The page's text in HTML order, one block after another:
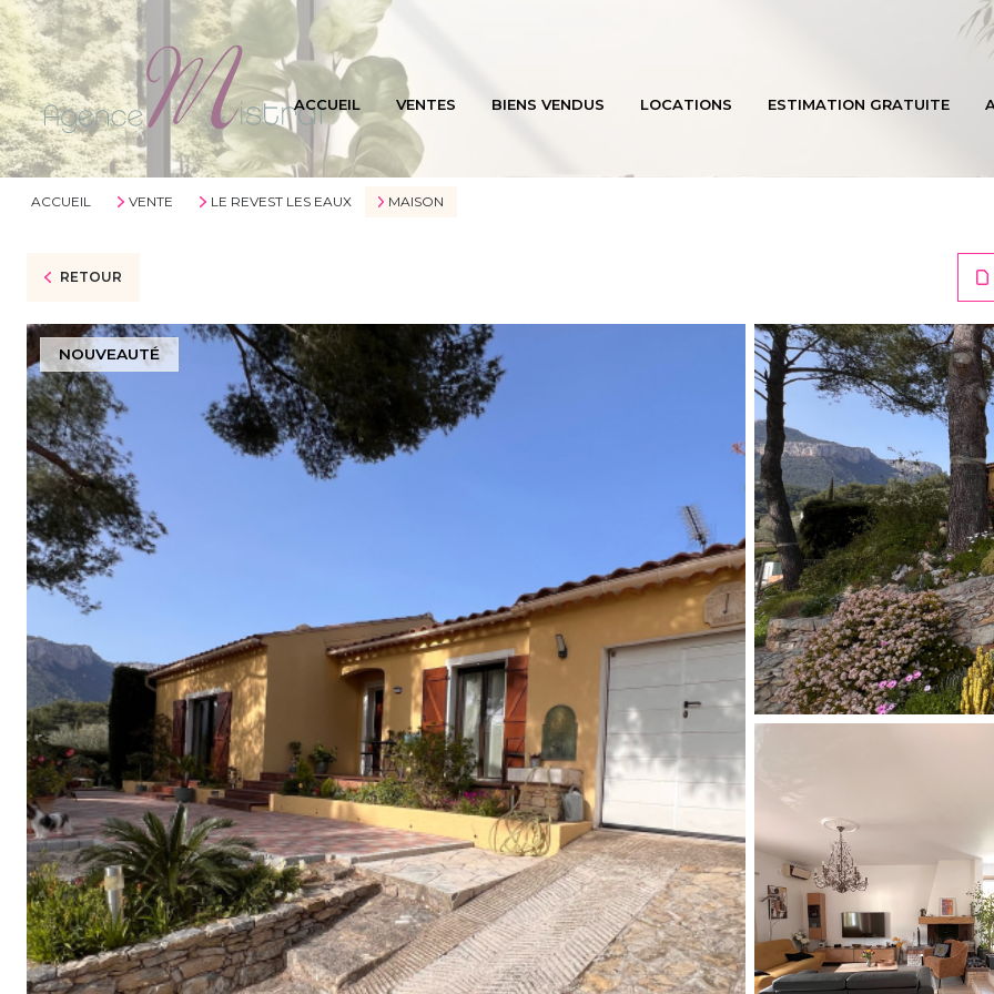
ACCUEIL VENTES BIENS VENDUS LOCATIONS ESTIMATION GRATUITE
ACCUEIL VENTE LE REVEST LES EAUX MAISON
RETOUR
NOUVEAUTÉ